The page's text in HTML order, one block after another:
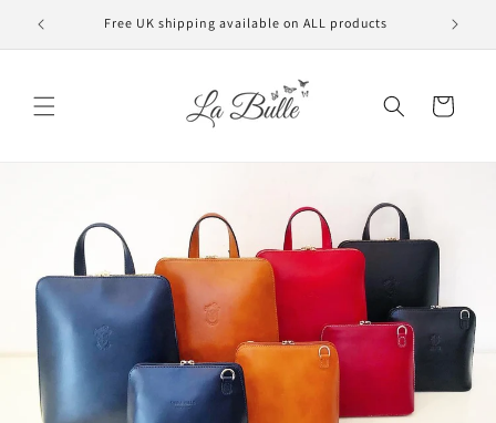
passer
Free UK shipping available on ALL products VAT
Panier